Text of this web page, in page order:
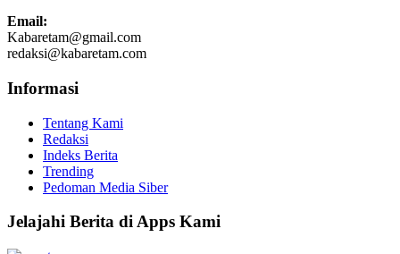
Email:
Kabaretam@gmail.com
redaksi@kabaretam.com
Informasi
Tentang Kami
Redaksi
Indeks Berita
Trending
Pedoman Media Siber
Jelajahi Berita di Apps Kami